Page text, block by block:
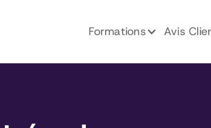
Formations Avis